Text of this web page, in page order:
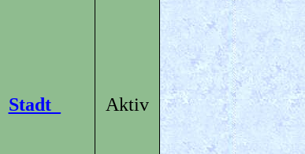
Stadt_ Aktiv